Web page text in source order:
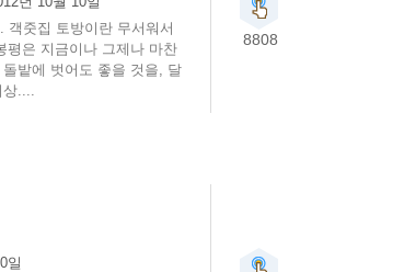
객줏집 토방이란 무서워서
평은 지금이나 그제나 마찬
밭에 벗어도 좋을 것을, 달
상....
8808
일